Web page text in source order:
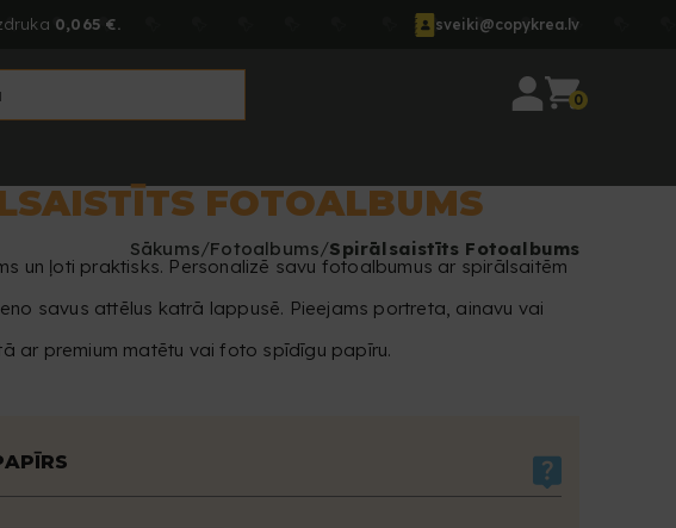
0,065 €. sveiki@copykrea.lv
0
Sākums Fotoalbums Spirālsaistīts Fotoalbums
FOTOALBUMS
un ļoti praktisks. Personalizē savu fotoalbumus ar spirālsaitēm
savus attēlus katrā lappusē. Pieejams portreta, ainavu vai
ar premium matētu vai foto spīdīgu papīru.